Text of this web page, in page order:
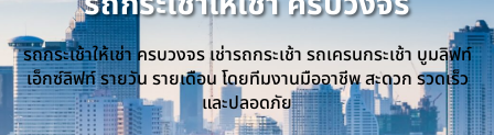
รถกระเช้าให้เช่า ครบวงจร เช่ารถกระเช้า รถเครนกระเช้า บูมลิฟท์
เอ็กซ์ลิฟท์ รายวัน รายเดือน โดยทีมงานมืออาชีพ สะดวก รวดเร็ว
และปลอดภัย